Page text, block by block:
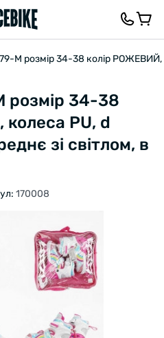
М розмір 34-38 колір РОЖЕВИЙ,
розмір 34-38
PU, d
зі світлом, в
170008
ТА ЗАПИТАННЯ